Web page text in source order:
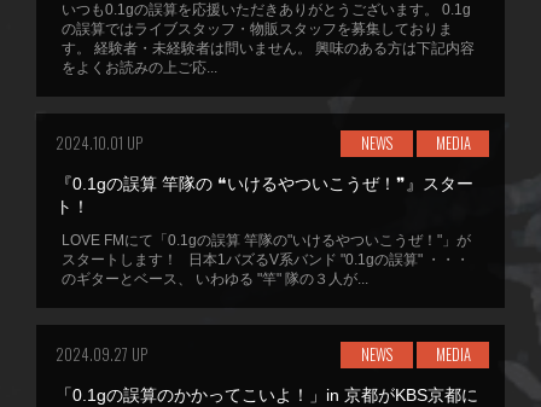
いつも0.1gの誤算を応援いただきありがとうございます。 0.1g
の誤算ではライブスタッフ・物販スタッフを募集しておりま
す。 経験者・未経験者は問いません。 興味のある方は下記内容
をよくお読みの上ご応...
2024.10.01 UP NEWS MEDIA
『0.1gの誤算 竿隊の ❝いけるやついこうぜ！❞』スター
ト！
LOVE FMにて「0.1gの誤算 竿隊の"いけるやついこうぜ！"」が
スタートします！ 日本1バズるV系バンド "0.1gの誤算" ・・・
のギターとベース、 いわゆる "竿" 隊の３人が...
2024.09.27 UP NEWS MEDIA
「0.1gの誤算のかかってこいよ！」in 京都がKBS京都に